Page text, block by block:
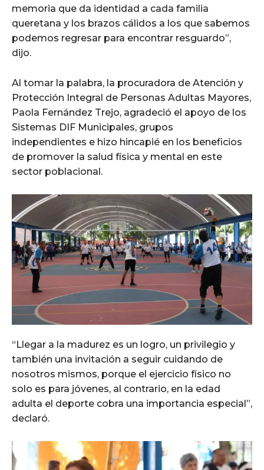
memoria que da identidad a cada familia
queretana y los brazos cálidos a los que sabemos
podemos regresar para encontrar resguardo”,
dijo.
Al tomar la palabra, la procuradora de Atención y
Protección Integral de Personas Adultas Mayores,
Paola Fernández Trejo, agradeció el apoyo de los
Sistemas DIF Municipales, grupos
independientes e hizo hincapié en los beneficios
de promover la salud física y mental en este
sector poblacional.
“Llegar a la madurez es un logro, un privilegio y
también una invitación a seguir cuidando de
nosotros mismos, porque el ejercicio físico no
solo es para jóvenes, al contrario, en la edad
adulta el deporte cobra una importancia especial”,
declaró.